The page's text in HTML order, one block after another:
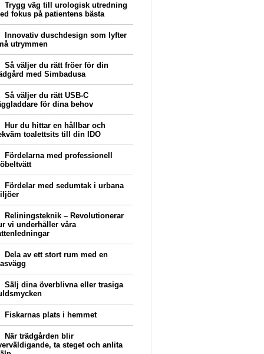
Trygg väg till urologisk utredning
fokus på patientens bästa
Innovativ duschdesign som lyfter
utrymmen
Så väljer du rätt fröer för din
med Simbadusa
Så väljer du rätt USB-C
för dina behov
Hur du hittar en hållbar och
toalettsits till din IDO
Fördelarna med professionell
Fördelar med sedumtak i urbana
Reliningsteknik – Revolutionerar
vi underhåller våra
Dela av ett stort rum med en
Sälj dina överblivna eller trasiga
Fiskarnas plats i hemmet
När trädgården blir
ta steget och anlita